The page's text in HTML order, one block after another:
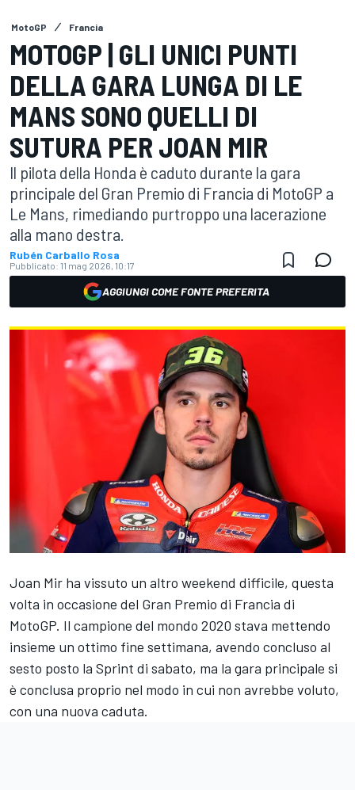
MotoGP Francia
MOTOGP | GLI UNICI PUNTI
DELLA GARA LUNGA DI LE
MANS SONO QUELLI DI
SUTURA PER JOAN MIR
Il pilota della Honda è caduto durante la gara
principale del Gran Premio di Francia di MotoGP a
Le Mans, rimediando purtroppo una lacerazione
alla mano destra.
Rubén Carballo Rosa
Pubblicato: 11 mag 2026, 10:17
AGGIUNGI COME FONTE PREFERITA
Joan Mir ha vissuto un altro weekend difficile, questa
volta in occasione del Gran Premio di Francia di
MotoGP. Il campione del mondo 2020 stava mettendo
insieme un ottimo fine settimana, avendo concluso al
sesto posto la Sprint di sabato, ma la gara principale si
è conclusa proprio nel modo in cui non avrebbe voluto,
con una nuova caduta.